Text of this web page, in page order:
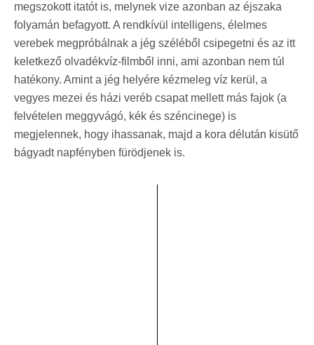
megszokott itatót is, melynek vize azonban az éjszaka
folyamán befagyott. A rendkívül intelligens, élelmes
verebek megpróbálnak a jég széléből csipegetni és az itt
keletkező olvadékvíz-filmből inni, ami azonban nem túl
hatékony. Amint a jég helyére kézmeleg víz kerül, a
vegyes mezei és házi veréb csapat mellett más fajok (a
felvételen meggyvágó, kék és széncinege) is
megjelennek, hogy ihassanak, majd a kora délután kisütő
bágyadt napfényben fürödjenek is.